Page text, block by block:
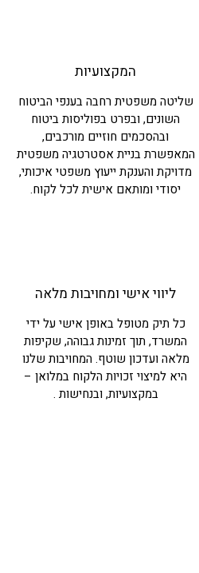
המקצועיות
שליטה משפטית רחבה בענפי הביטוח
השונים, ובפרט בפוליסות ביטוח
ובהסכמים חוזיים מורכבים,
המאפשרת בניית אסטרטגיה משפטית
מדויקת והענקת ייעוץ משפטי איכותי,
יסודי ומותאם אישית לכל לקוח.
ליווי אישי ומחויבות מלאה
כל תיק מטופל באופן אישי על ידי
המשרד, תוך זמינות גבוהה, שקיפות
מלאה ועדכון שוטף. המחויבות שלנו
היא למיצוי זכויות הלקוח במלואן –
במקצועיות, ובנחישות .